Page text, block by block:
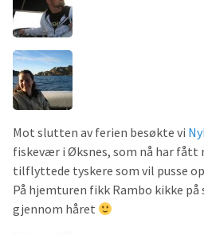
Mot slutten av ferien besøkte vi
fiskevær i Øksnes, som nå har
tilflyttede tyskere som vil pusse
På hjemturen fikk Rambo kikke på
gjennom håret